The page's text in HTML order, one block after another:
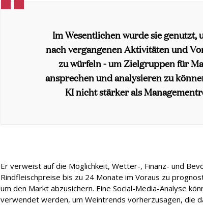
Im Wesentlichen wurde sie genutzt,
nach vergangenen Aktivitäten und
zu würfeln - um Zielgruppen für
ansprechen und analysieren zu
KI nicht stärker als
Er verweist auf die Möglichkeit, Wetter-, Finanz- und
Rindfleischpreise bis zu 24 Monate im Voraus zu
um den Markt abzusichern. Eine Social-Media-Analyse
verwendet werden, um Weintrends vorherzusagen, die